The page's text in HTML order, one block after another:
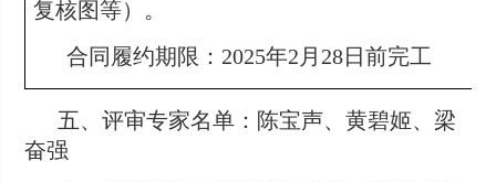
复核图等）。
合同履约期限：2025年2月28日前完工
五、评审专家名单：陈宝声、黄碧姬、梁
奋强